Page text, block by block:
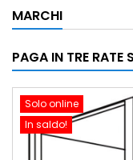
MARCHI
PAGA IN TRE RATE
Solo online
In saldo!